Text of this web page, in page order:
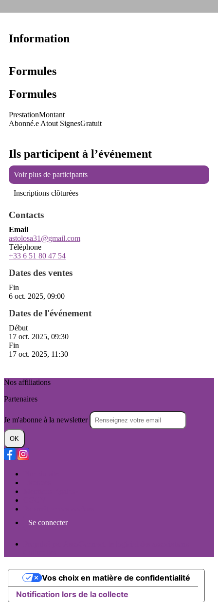
Information
Formules
Formules
PrestationMontant
Abonné.e Atout SignesGratuit
Ils participent à l’événement
Voir plus de participants
Inscriptions clôturées
Contacts
Email
astolosa31@gmail.com
Téléphone
+33 6 51 80 47 54
Dates des ventes
Fin
6 oct. 2025, 09:00
Dates de l'événement
Début
17 oct. 2025, 09:30
Fin
17 oct. 2025, 11:30
Nos affiliations
Partenaires
Je m'abonne à la newsletter
OK
Se connecter
Notification lors de la collecte
Vos choix en matière de confidentialité